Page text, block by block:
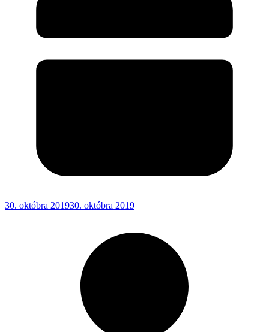
30. októbra 201930. októbra 2019